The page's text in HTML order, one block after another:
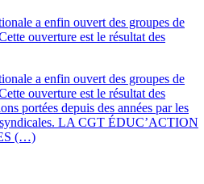
a enfin ouvert des groupes de
ouverture est le résultat des
a enfin ouvert des groupes de
ouverture est le résultat des
portées depuis des années par les
syndicales. LA CGT ÉDUC’ACTION
(…)